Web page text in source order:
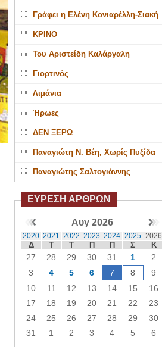
Γράφει η Ελένη Κονιαρέλλη-Σιακή
ΚΡΙΝΟ
Του Αριστείδη Καλάργαλη
Γιορτινός
Λιμάνια
Ήρωες
ΔΕΝ ΞΕΡΩ
Παναγιώτη Ν. Βέη, Χωρίς Πυξίδα
Παναγιώτης Σαλτογιάννης
ΕΥΡΕΣΗ ΑΡΘΡΩΝ
Αυγ 2026
2020 2021 2022 2023 2024 2025 2026
Δ Τ Τ Π Π Σ Κ
27 28 29 30 31 1
2
3
4 5 6 7 8
9
10
11 12 13 14 15
16
17
18 19 20 21 22
23
24
25 26 27 28 29
30
31
1 2 3 4 5 6